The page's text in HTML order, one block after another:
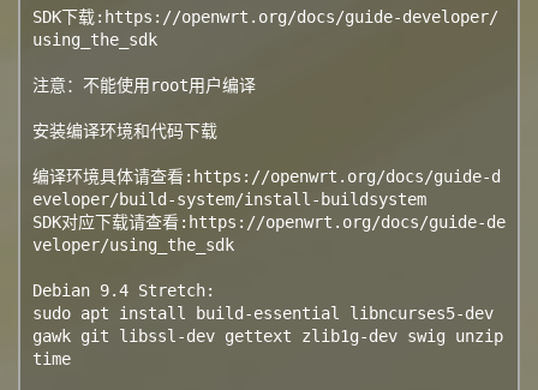
SDK下载:https://openwrt.org/docs/guide-developer/
using_the_sdk
注意：不能使用root用户编译
安装编译环境和代码下载
编译环境具体请查看:https://openwrt.org/docs/guide-d
eveloper/build-system/install-buildsystem
SDK对应下载请查看:https://openwrt.org/docs/guide-de
veloper/using_the_sdk
Debian 9.4 Stretch:
sudo apt install build-essential libncurses5-dev
gawk git libssl-dev gettext zlib1g-dev swig unzip
time